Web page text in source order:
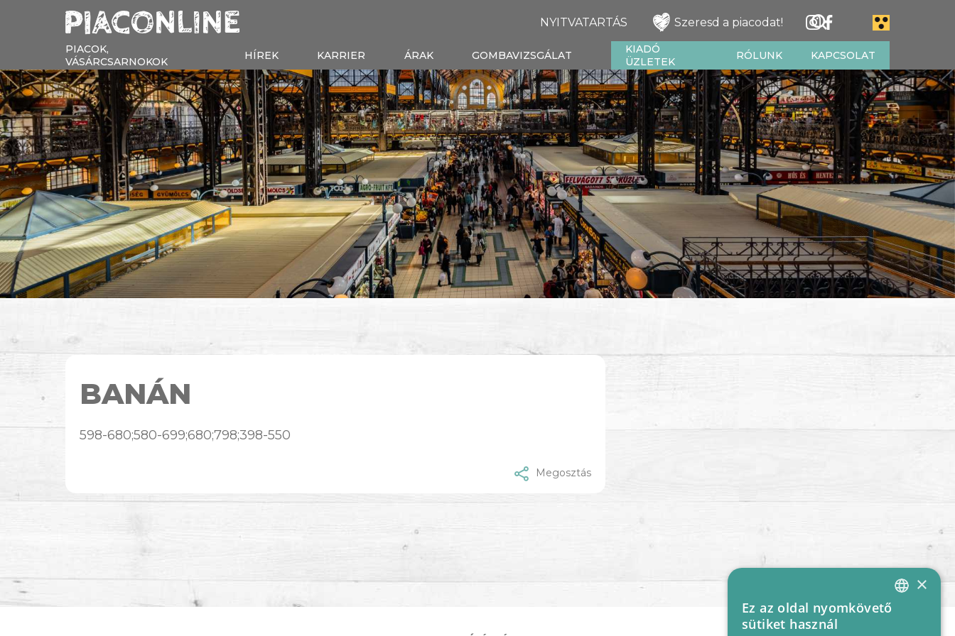
NYITVATARTÁS Szeresd a piacodat!
PIACOK,
VÁSÁRCSARNOKOK
HÍREK KARRIER ÁRAK GOMBAVIZSGÁLAT
KIADÓ
ÜZLETEK
RÓLUNK KAPCSOLAT
BANÁN
598-680;580-699;680;798;398-550
Megosztás
HUNGARIAN
×
Ez az oldal nyomkövető
sütiket használ